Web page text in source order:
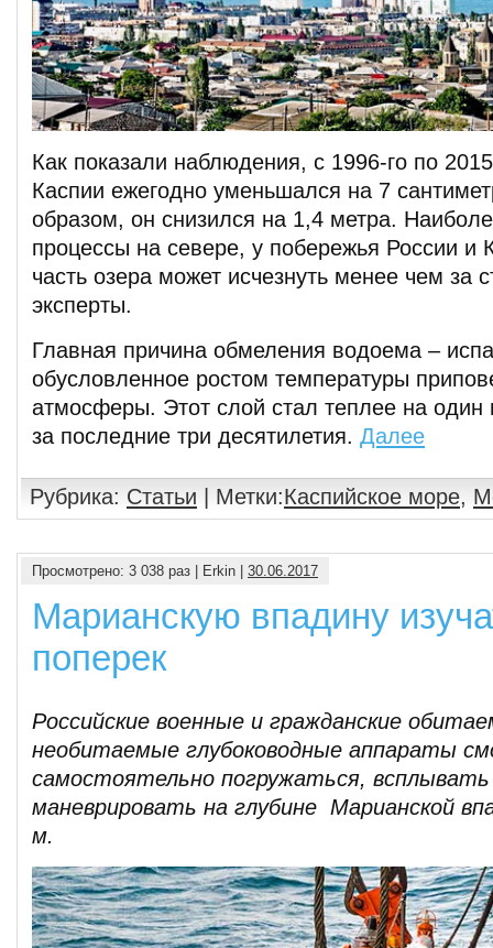
Как показали наблюдения, с 1996-го по
Каспии ежегодно уменьшался на 7
образом, он снизился на 1,4 метра.
процессы на севере, у побережья России и
часть озера может исчезнуть менее чем за
эксперты.
Главная причина обмеления водоема –
обусловленное ростом температуры
атмосферы. Этот слой стал теплее на один
за последние три десятилетия. Далее
Рубрика: Статьи | Метки:Каспийское море,
Просмотрено: 3 038 раз | Erkin | 30.06.2017
Марианскую впадину
поперек
Российские военные и гражданские
необитаемые глубоководные аппараты
самостоятельно погружаться, всплывать
маневрировать на глубине Марианской
м.